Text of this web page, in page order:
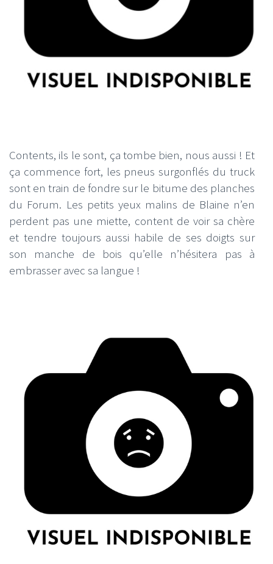
Contents, ils le sont, ça tombe bien, nous aussi ! Et
ça commence fort, les pneus surgonflés du truck
sont en train de fondre sur le bitume des planches
du Forum. Les petits yeux malins de Blaine n’en
perdent pas une miette, content de voir sa chère
et tendre toujours aussi habile de ses doigts sur
son manche de bois qu’elle n’hésitera pas à
embrasser avec sa langue !